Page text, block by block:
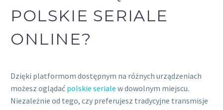
POLSKIE SERIALE
ONLINE?
Dzięki platformom dostępnym na różnych urządzeniach
możesz oglądać polskie seriale w dowolnym miejscu.
Niezależnie od tego, czy preferujesz tradycyjne transmisje